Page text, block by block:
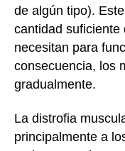
de algún tipo).
cantidad suficiente
necesitan para
consecuencia, los
gradualmente.
La distrofia
principalmente a